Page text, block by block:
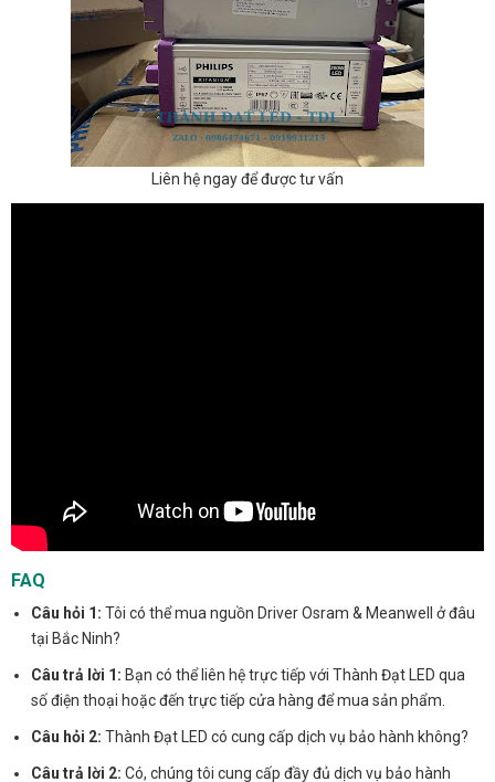
Liên hệ ngay để được tư vấn
FAQ
Câu hỏi 1: Tôi có thể mua nguồn Driver Osram & Meanwell ở đâu
tại Bắc Ninh?
Câu trả lời 1: Bạn có thể liên hệ trực tiếp với Thành Đạt LED qua
số điện thoại hoặc đến trực tiếp cửa hàng để mua sản phẩm.
Câu hỏi 2: Thành Đạt LED có cung cấp dịch vụ bảo hành không?
Câu trả lời 2: Có, chúng tôi cung cấp đầy đủ dịch vụ bảo hành